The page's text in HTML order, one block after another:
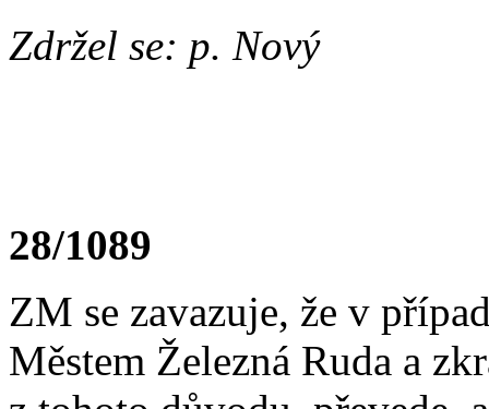
Zdržel se: p. Nový
28/1089
ZM se zavazuje, že v
Městem Železná Ruda a